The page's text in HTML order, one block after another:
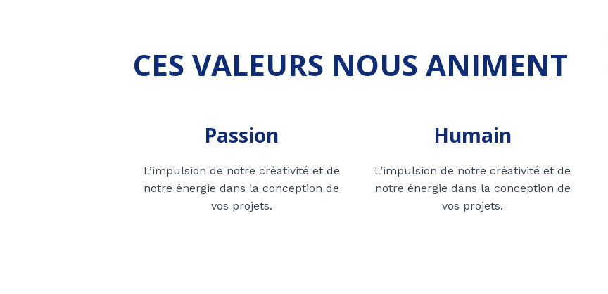
CES VALEURS NOUS ANIMENT
Passion
L’impulsion de notre créativité et de
notre énergie dans la conception de
vos projets.
Humain
L’impulsion de notre créativité et de
notre énergie dans la conception de
vos projets.